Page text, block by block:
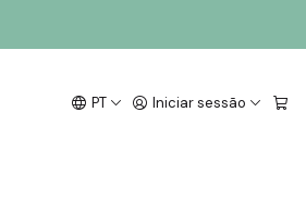
PT Iniciar sessão
40 Anos